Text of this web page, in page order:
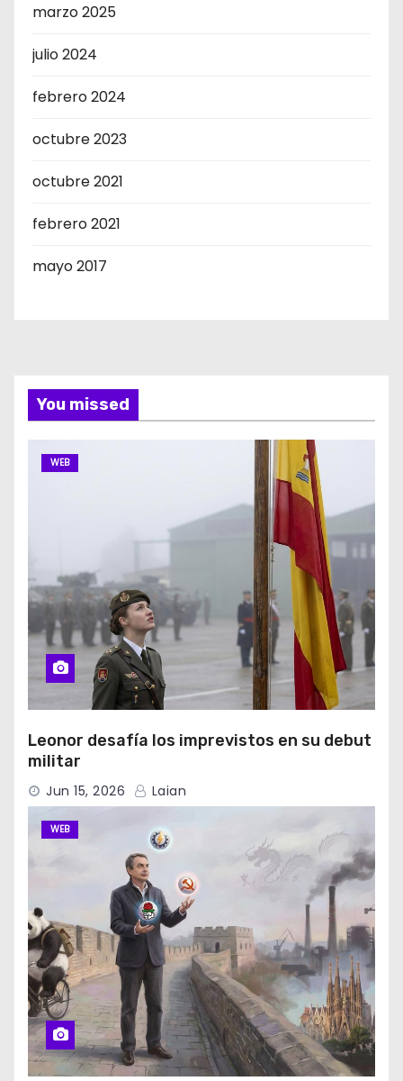
marzo 2025
julio 2024
febrero 2024
octubre 2023
octubre 2021
febrero 2021
mayo 2017
You missed
WEB
Leonor desafía los imprevistos en su debut
militar
Jun 15, 2026 Laian
WEB